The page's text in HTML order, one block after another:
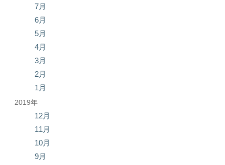
7月
6月
5月
4月
3月
2月
1月
2019年
12月
11月
10月
9月